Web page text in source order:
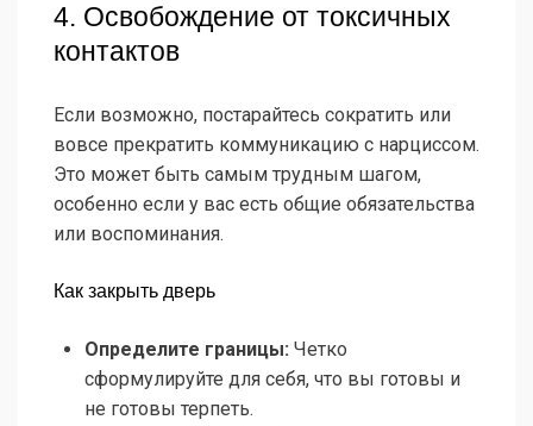
4. Освобождение от токсичных
контактов
Если возможно, постарайтесь сократить или
вовсе прекратить коммуникацию с нарциссом.
Это может быть самым трудным шагом,
особенно если у вас есть общие обязательства
или воспоминания.
Как закрыть дверь
Определите границы: Четко
сформулируйте для себя, что вы готовы и
не готовы терпеть.